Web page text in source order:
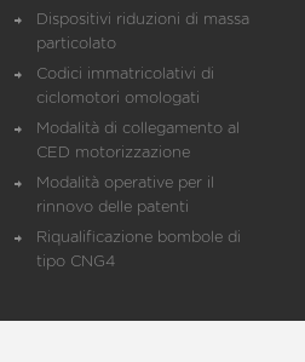
Dispositivi riduzioni di massa
particolato
Codici immatricolativi di
ciclomotori omologati
Modalità di collegamento al
CED motorizzazione
Modalità operative per il
rinnovo delle patenti
Riqualificazione bombole di
tipo CNG4